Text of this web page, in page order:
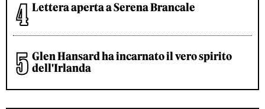
Lettera aperta a Serena Brancale
Glen Hansard ha incarnato il vero spirito
dell'Irlanda